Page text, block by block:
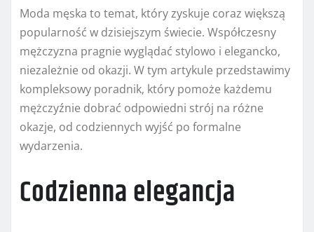
Moda męska to temat, który zyskuje coraz większą
popularność w dzisiejszym świecie. Współczesny
mężczyzna pragnie wyglądać stylowo i elegancko,
niezależnie od okazji. W tym artykule przedstawimy
kompleksowy poradnik, który pomoże każdemu
mężczyźnie dobrać odpowiedni strój na różne
okazje, od codziennych wyjść po formalne
wydarzenia.
Codzienna elegancja